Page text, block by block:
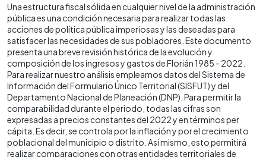
Una estructura fiscal sólida en cualquier nivel de la administración
pública es una condición necesaria para realizar todas las
acciones de política pública imperiosas y las deseadas para
satisfacer las necesidades de sus pobladores. Este documento
presenta una breve revisión histórica de la evolución y
composición de los ingresos y gastos de Florián 1985 - 2022.
Para realizar nuestro análisis empleamos datos del Sistema de
Información del Formulario Único Territorial (SISFUT) y del
Departamento Nacional de Planeación (DNP). Para permitir la
comparabilidad durante el periodo, todas las cifras son
expresadas a precios constantes del 2022 y en términos per
cápita. Es decir, se controla por la inflación y por el crecimiento
poblacional del municipio o distrito. Así mismo, esto permitirá
realizar comparaciones con otras entidades territoriales de